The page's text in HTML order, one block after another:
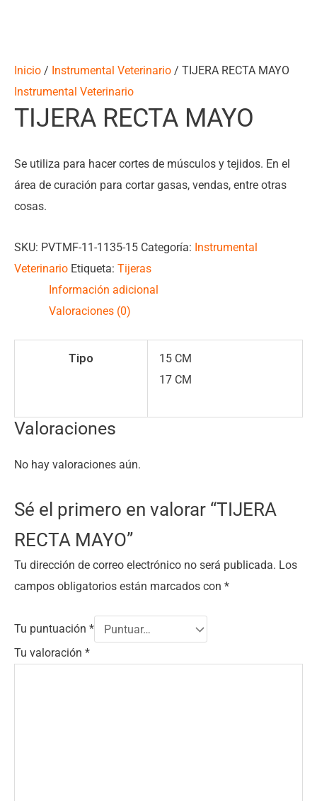
Inicio / Instrumental Veterinario / TIJERA RECTA MAYO
Instrumental Veterinario
TIJERA RECTA MAYO
Se utiliza para hacer cortes de músculos y tejidos. En el
área de curación para cortar gasas, vendas, entre otras
cosas.
SKU: PVTMF-11-1135-15 Categoría: Instrumental
Veterinario Etiqueta: Tijeras
Información adicional
Valoraciones (0)
Tipo
15 CM
17 CM
Valoraciones
No hay valoraciones aún.
Sé el primero en valorar “TIJERA
RECTA MAYO”
Tu dirección de correo electrónico no será publicada. Los
campos obligatorios están marcados con *
Tu puntuación *
Tu valoración *